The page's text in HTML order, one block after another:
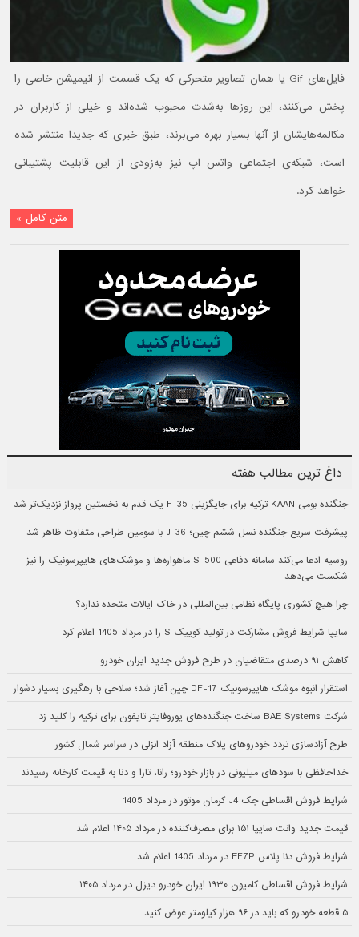
فایل‌های Gif یا همان تصاویر متحرکی که یک قسمت از انیمیشن خاصی را
پخش می‌کنند، این روزها به‌شدت محبوب شده‌اند و خیلی از کاربران در
مکالمه‌هایشان از آنها بسیار بهره می‌برند، طبق خبری که جدیدا منتشر شده
است، شبکه‌ی اجتماعی واتس اپ نیز به‌زودی از این قابلیت پشتیبانی
خواهد کرد.
متن کامل »
داغ ترین مطالب هفته
جنگنده بومی KAAN ترکیه برای جایگزینی F-35 یک قدم به نخستین پرواز نزدیک‌تر شد
پیشرفت سریع جنگنده نسل ششم چین؛ J-36 با سومین طراحی متفاوت ظاهر شد
روسیه ادعا می‌کند سامانه دفاعی S-500 ماهواره‌ها و موشک‌های هایپرسونیک را نیز
شکست می‌دهد
چرا هیچ کشوری پایگاه نظامی بین‌المللی در خاک ایالات متحده ندارد؟
سایپا شرایط فروش مشارکت در تولید کوییک S را در مرداد 1405 اعلام کرد
کاهش ۹۱ درصدی متقاضیان در طرح فروش جدید ایران خودرو
استقرار انبوه موشک هایپرسونیک DF-17 چین آغاز شد؛ سلاحی با رهگیری بسیار دشوار
شرکت BAE Systems ساخت جنگنده‌های یوروفایتر تایفون برای ترکیه را کلید زد
طرح آزادسازی تردد خودروهای پلاک منطقه آزاد انزلی در سراسر شمال کشور
خداحافظی با سودهای میلیونی در بازار خودرو؛ رانا، تارا و دنا به قیمت کارخانه رسیدند
شرایط فروش اقساطی جک J4 کرمان موتور در مرداد 1405
قیمت جدید وانت سایپا ۱۵۱ برای مصرف‌کننده در مرداد ۱۴۰۵ اعلام شد
شرایط فروش دنا پلاس EF7P در مرداد 1405 اعلام شد
شرایط فروش اقساطی کامیون ۱۹۳۰ ایران خودرو دیزل در مرداد ۱۴۰۵
۵ قطعه خودرو که باید در ۹۶ هزار کیلومتر عوض کنید